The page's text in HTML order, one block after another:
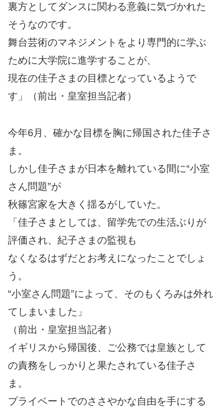
裏方としてダンスに関わる意義に気づかれた
そうなのです。
舞台芸術のマネジメントをより専門的に学ぶ
ために大学院に進学することが、
現在の佳子さまの目標となっているようで
す」（前出・皇室担当記者）
今年6月、確かな目標を胸に帰国された佳子さ
ま。
しかし佳子さまが日本を離れている間に“小室
さん問題”が
秋篠宮家を大きく揺るがしていた。
「佳子さまとしては、留学先での生活ぶりが
評価され、紀子さまの監視も
なくなるはずだとお考えになったことでしょ
う。
“小室さん問題”によって、そのもくろみは外れ
てしまいました」
（前出・皇室担当記者）
イギリスから帰国後、ご公務では皇族として
の責務をしっかりと果たされている佳子さ
ま。
プライベートでのささやかな自由を手にする